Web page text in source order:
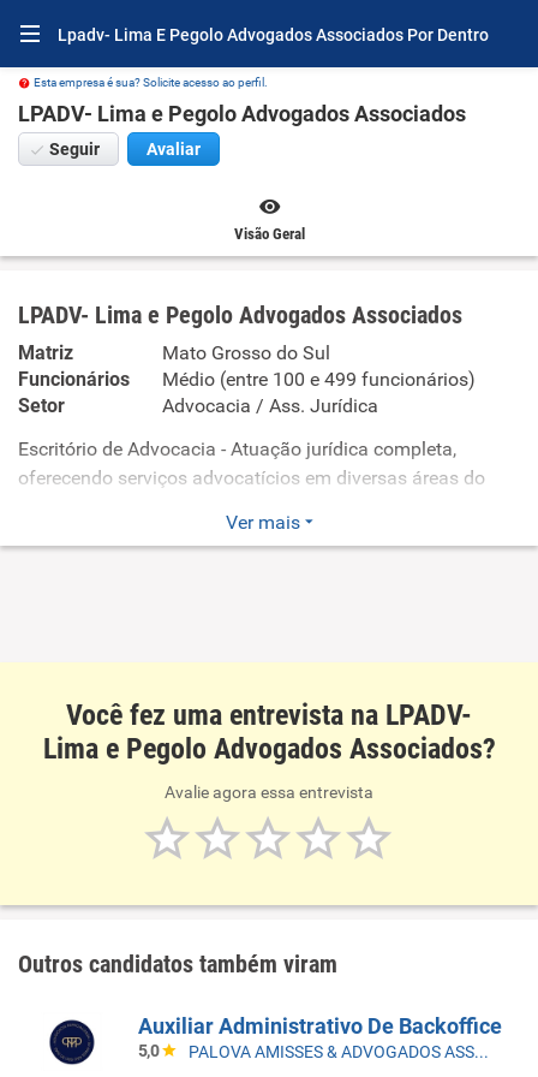
Lpadv- Lima E Pegolo Advogados Associados Por Dentro
Esta empresa é sua? Solicite acesso ao perfil.
LPADV- Lima e Pegolo Advogados Associados
Seguir Avaliar
Visão Geral
LPADV- Lima e Pegolo Advogados Associados
Matriz
Mato Grosso do Sul
Funcionários
Médio (entre 100 e 499 funcionários)
Setor
Advocacia / Ass. Jurídica
Escritório de Advocacia - Atuação jurídica completa,
oferecendo serviços advocatícios em diversas áreas do
Ver mais
Você fez uma entrevista na LPADV-
Lima e Pegolo Advogados Associados?
Avalie agora essa entrevista
Outros candidatos também viram
Auxiliar Administrativo De Backoffice
5,0 PALOVA AMISSES & ADVOGADOS ASSOCIADOS